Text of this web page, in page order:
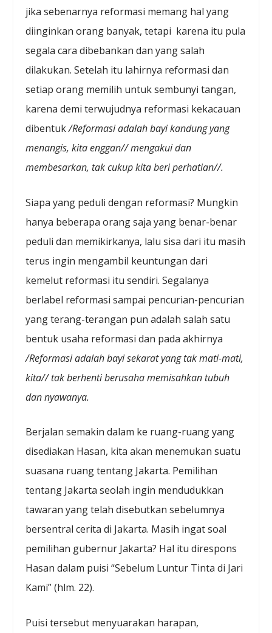
jika sebenarnya reformasi memang hal yang
diinginkan orang banyak, tetapi karena itu pula
segala cara dibebankan dan yang salah
dilakukan. Setelah itu lahirnya reformasi dan
setiap orang memilih untuk sembunyi tangan,
karena demi terwujudnya reformasi kekacauan
dibentuk/Reformasi adalah bayi kandung yang
menangis, kita enggan// mengakui dan
membesarkan, tak cukup kita beri perhatian//.
Siapa yang peduli dengan reformasi? Mungkin
hanya beberapa orang saja yang benar-benar
peduli dan memikirkanya, lalu sisa dari itu masih
terus ingin mengambil keuntungan dari
kemelut reformasi itu sendiri. Segalanya
berlabel reformasi sampai pencurian-pencurian
yang terang-terangan pun adalah salah satu
bentuk usaha reformasi dan pada akhirnya
/Reformasi adalah bayi sekarat yang tak mati-mati,
kita// tak berhenti berusaha memisahkan tubuh
dan nyawanya.
Berjalan semakin dalam ke ruang-ruang yang
disediakan Hasan, kita akan menemukan suatu
suasana ruang tentang Jakarta. Pemilihan
tentang Jakarta seolah ingin mendudukkan
tawaran yang telah disebutkan sebelumnya
bersentral cerita di Jakarta. Masih ingat soal
pemilihan gubernur Jakarta? Hal itu direspons
Hasan dalam puisi “Sebelum Luntur Tinta di Jari
Kami” (hlm. 22).
Puisi tersebut menyuarakan harapan,